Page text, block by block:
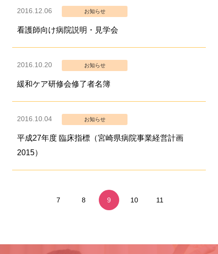
2016.12.06 お知らせ
看護師向け病院説明・見学会
2016.10.20 お知らせ
緩和ケア研修会修了者名簿
2016.10.04 お知らせ
平成27年度 臨床指標（宮崎県病院事業経営計画
2015）
7 8 9 10 11